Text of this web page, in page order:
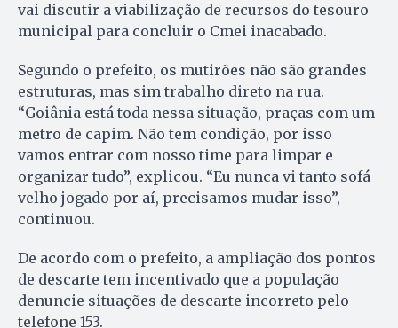
vai discutir a viabilização de recursos do tesouro
municipal para concluir o Cmei inacabado.
Segundo o prefeito, os mutirões não são grandes
estruturas, mas sim trabalho direto na rua.
“Goiânia está toda nessa situação, praças com um
metro de capim. Não tem condição, por isso
vamos entrar com nosso time para limpar e
organizar tudo”, explicou. “Eu nunca vi tanto sofá
velho jogado por aí, precisamos mudar isso”,
continuou.
De acordo com o prefeito, a ampliação dos pontos
de descarte tem incentivado que a população
denuncie situações de descarte incorreto pelo
telefone 153.